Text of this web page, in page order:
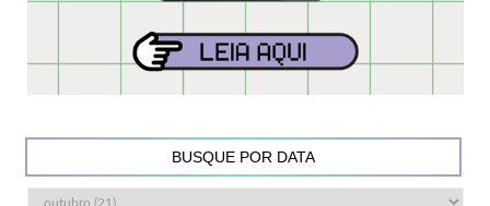
BUSQUE POR DATA